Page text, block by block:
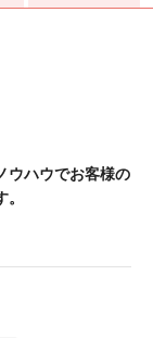
ウハウでお客様の